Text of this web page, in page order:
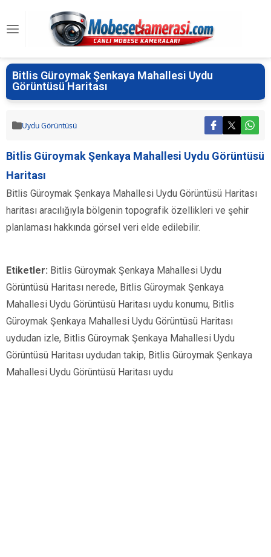
Bitlis Güroymak Şenkaya Mahallesi Uydu
Görüntüsü Haritası
Uydu Görüntüsü
Bitlis Güroymak Şenkaya Mahallesi Uydu Görüntüsü
Haritası
Bitlis Güroymak Şenkaya Mahallesi Uydu Görüntüsü Haritası
haritası aracılığıyla bölgenin topografik özellikleri ve şehir
planlaması hakkında görsel veri elde edilebilir.
Etiketler: Bitlis Güroymak Şenkaya Mahallesi Uydu
Görüntüsü Haritası nerede, Bitlis Güroymak Şenkaya
Mahallesi Uydu Görüntüsü Haritası uydu konumu, Bitlis
Güroymak Şenkaya Mahallesi Uydu Görüntüsü Haritası
uydudan izle, Bitlis Güroymak Şenkaya Mahallesi Uydu
Görüntüsü Haritası uydudan takip, Bitlis Güroymak Şenkaya
Mahallesi Uydu Görüntüsü Haritası uydu